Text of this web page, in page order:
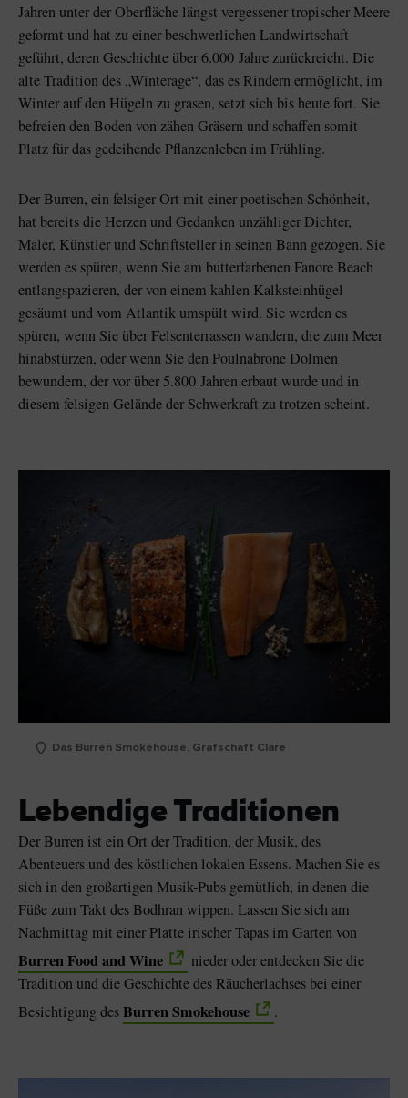
Jahren unter der Oberfläche längst vergessener tropischer Meere
geformt und hat zu einer beschwerlichen Landwirtschaft
geführt, deren Geschichte über 6.000 Jahre zurückreicht. Die
alte Tradition des „Winterage“, das es Rindern ermöglicht, im
Winter auf den Hügeln zu grasen, setzt sich bis heute fort. Sie
befreien den Boden von zähen Gräsern und schaffen somit
Platz für das gedeihende Pflanzenleben im Frühling.
Der Burren, ein felsiger Ort mit einer poetischen Schönheit,
hat bereits die Herzen und Gedanken unzähliger Dichter,
Maler, Künstler und Schriftsteller in seinen Bann gezogen. Sie
werden es spüren, wenn Sie am butterfarbenen Fanore Beach
entlangspazieren, der von einem kahlen Kalksteinhügel
gesäumt und vom Atlantik umspült wird. Sie werden es
spüren, wenn Sie über Felsenterrassen wandern, die zum Meer
hinabstürzen, oder wenn Sie den Poulnabrone Dolmen
bewundern, der vor über 5.800 Jahren erbaut wurde und in
diesem felsigen Gelände der Schwerkraft zu trotzen scheint.
Das Burren Smokehouse, Grafschaft Clare
Lebendige Traditionen
Der Burren ist ein Ort der Tradition, der Musik, des
Abenteuers und des köstlichen lokalen Essens. Machen Sie es
sich in den großartigen Musik-Pubs gemütlich, in denen die
Füße zum Takt des Bodhran wippen. Lassen Sie sich am
Nachmittag mit einer Platte irischer Tapas im Garten von
Burren Food and Wine
nieder oder entdecken Sie die
Tradition und die Geschichte des Räucherlachses bei einer
Besichtigung desBurren Smokehouse .